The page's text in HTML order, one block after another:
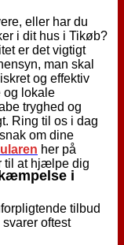
eller har du
i dit hus i Tikøb?
er det vigtigt
man skal
og effektiv
og lokale
tryghed og
Ring til os i dag
om dine
her på
til at hjælpe dig
i
tilbud
oftest